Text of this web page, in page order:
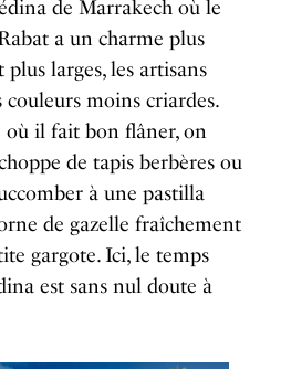
de Marrakech où le
a un charme plus
larges, les artisans
couleurs moins criardes.
où il fait bon flâner, on
de tapis berbères ou
à une pastilla
de gazelle fraîchement
gargote. Ici, le temps
est sans nul doute à